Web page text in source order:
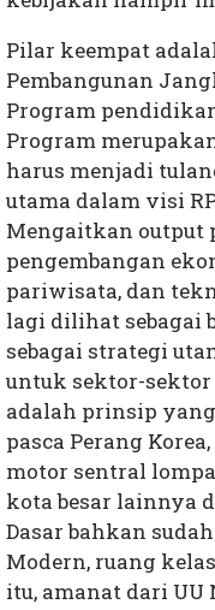
Pilar keempat
Pembangunan
Program
Program
harus menjadi
utama dalam visi
Mengaitkan output
pengembangan
pariwisata, dan
lagi dilihat sebagai
sebagai strategi
untuk sektor-
adalah prinsip
pasca Perang
motor sentral
kota besar lainnya
Dasar bahkan
Modern, ruang
itu, amanat dari UU